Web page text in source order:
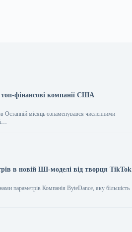
топ-фінансові компанії США
Останній місяць ознаменувався численними
в новій ШІ-моделі від творця TikTok
параметрів Компанія ByteDance, яку більшість